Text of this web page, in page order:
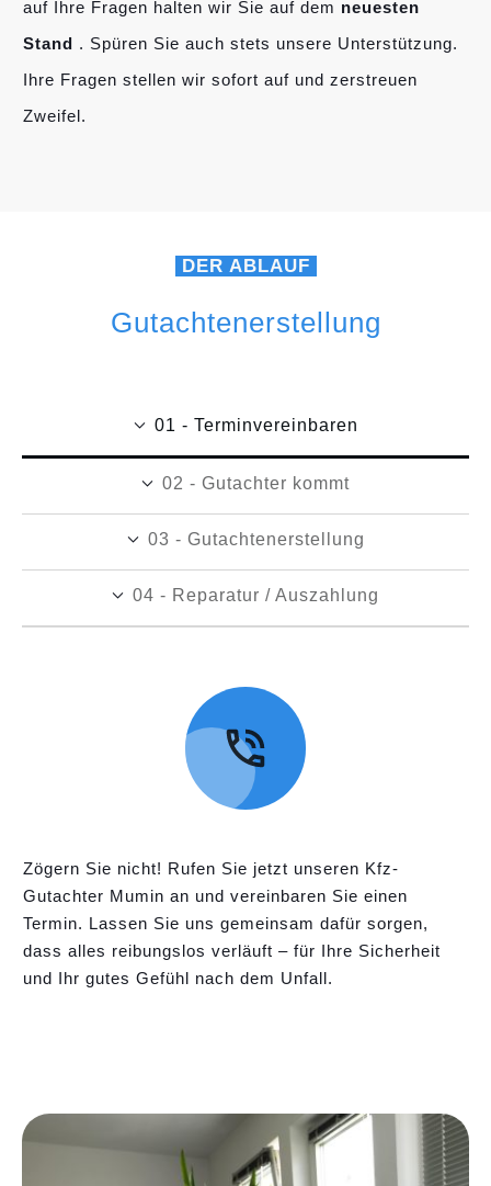
auf Ihre Fragen halten wir Sie auf dem neuesten
Stand . Spüren Sie auch stets unsere Unterstützung.
Ihre Fragen stellen wir sofort auf und zerstreuen
Zweifel.
DER ABLAUF
Gutachtenerstellung
01 - Terminvereinbaren
02 - Gutachter kommt
03 - Gutachtenerstellung
04 - Reparatur / Auszahlung
Zögern Sie nicht! Rufen Sie jetzt unseren Kfz-
Gutachter Mumin an und vereinbaren Sie einen
Termin. Lassen Sie uns gemeinsam dafür sorgen,
dass alles reibungslos verläuft – für Ihre Sicherheit
und Ihr gutes Gefühl nach dem Unfall.